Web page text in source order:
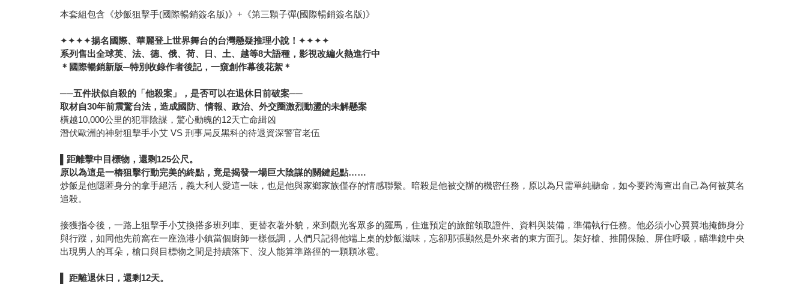
本套組包含《炒飯狙擊手(國際暢銷簽名版)》+《第三顆子彈(國際暢銷簽名版)》
✦✦✦✦揚名國際、華麗登上世界舞台的台灣懸疑推理小說！ ✦✦✦✦
系列售出全球英、法、德、俄、荷、日、土、越等8大語種，影視改編火熱進行中
＊國際暢銷新版─特別收錄作者後記，一窺創作幕後花絮＊
──五件狀似自殺的「他殺案」，是否可以在退休日前破案──
取材自30年前震驚台法，造成國防、情報、政治、外交圈激烈動盪的未解懸案
橫越10,000公里的犯罪陰謀，驚心動魄的12天亡命緝凶
潛伏歐洲的神射狙擊手小艾 VS 刑事局反黑科的待退資深警官老伍
距離擊中目標物，還剩125公尺。
原以為這是一樁狙擊行動完美的終點，竟是揭發一場巨大陰謀的關鍵起點……
炒飯是他隱匿身分的拿手絕活，義大利人愛這一味，也是他與家鄉家族僅存的情感聯繫。暗殺是他被交辦的機密任務，原以為只需單純聽命，如今要跨海查出自己為何被莫名
追殺。
接獲指令後，一路上狙擊手小艾換搭多班列車、更替衣著外貌，來到觀光客眾多的羅馬，住進預定的旅館領取證件、資料與裝備，準備執行任務。他必須小心翼翼地掩飾身分
與行蹤，如同他先前窩在一座漁港小鎮當個廚師一樣低調，人們只記得他端上桌的炒飯滋味，忘卻那張顯然是外來者的東方面孔。架好槍、推開保險、屏住呼吸，瞄準鏡中央
出現男人的耳朵，槍口與目標物之間是持續落下、沒人能算準路徑的一顆顆冰雹。
距離退休日，還剩12天。